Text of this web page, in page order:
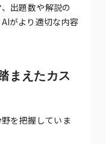
出題数や解説の
がより適切な内容
まえたカス
を把握していま